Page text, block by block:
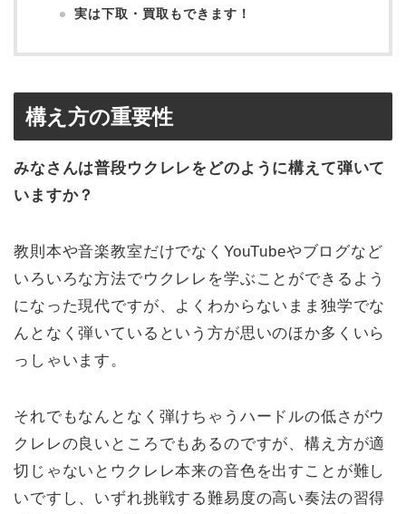
実は下取・買取もできます！
構え方の重要性
みなさんは普段ウクレレをどのように構えて弾いて
いますか？
教則本や音楽教室だけでなくYouTubeやブログなど
いろいろな方法でウクレレを学ぶことができるよう
になった現代ですが、よくわからないまま独学でな
んとなく弾いているという方が思いのほか多くいら
っしゃいます。
それでもなんとなく弾けちゃうハードルの低さがウ
クレレの良いところでもあるのですが、構え方が適
切じゃないとウクレレ本来の音色を出すことが難し
いですし、いずれ挑戦する難易度の高い奏法の習得